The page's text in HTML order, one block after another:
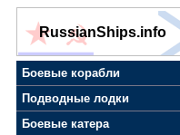
RussianShips.info
Боевые корабли
Подводные лодки
Боевые катера